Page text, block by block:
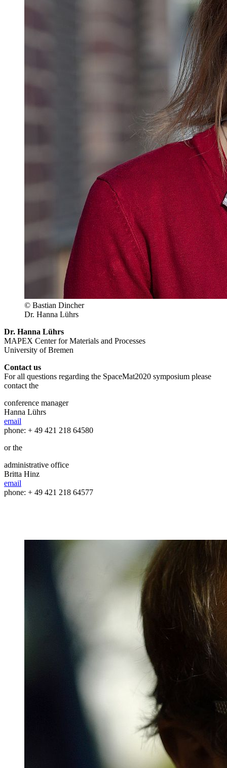
© Bastian Dincher
Dr. Hanna Lührs
Dr. Hanna Lührs
MAPEX Center for Materials and Processes
University of Bremen
Contact us
For all questions regarding the SpaceMat2020 symposium please
contact the
conference manager
Hanna Lührs
email
phone: + 49 421 218 64580
or the
administrative office
Britta Hinz
email
phone: + 49 421 218 64577